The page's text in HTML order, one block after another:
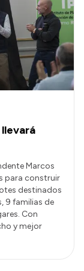
Marcos
para construir
destinados
9 familias de
Con
y mejor